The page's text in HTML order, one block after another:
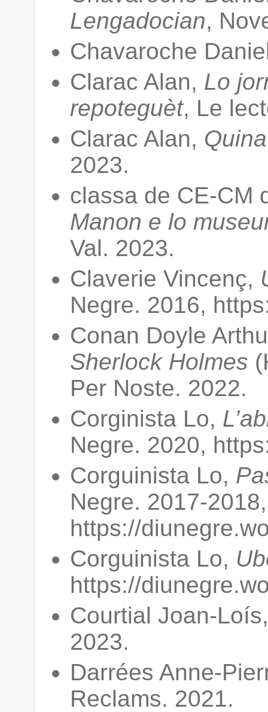
Lengadocian,
Chavaroche
Clarac Alan, Lo
repoteguèt, Le
Clarac Alan,
2023.
classa de CE-CM
Manon e lo
Val. 2023.
Claverie Vincenç,
Negre. 2016,
Conan Doyle
Sherlock Holmes
Per Noste. 2022.
Corginista Lo,
Negre. 2020,
Corguinista Lo,
Negre. 2017-2018,
https://
Corguinista Lo,
https://
Courtial Joan-
2023.
Darrées Anne-
Reclams. 2021.